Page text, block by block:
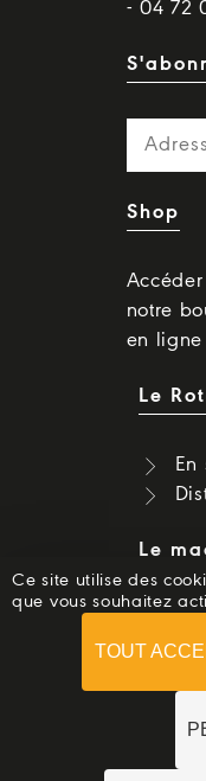
- 04 72
Shop
notre
en ligne
Le
En
Le
Ce site utilise des
que vous souhaitez
TOUT